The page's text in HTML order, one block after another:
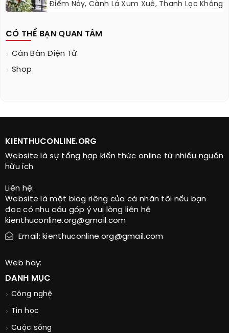
Điểm Này, Cành Lá Xum Xuê, Thanh Lọc Không
CÓ THỂ BẠN QUAN TÂM
Cân Bàn Điện Tử
Shop
KIENTHUCONLINE.ORG
Website là sự tổng hợp kiến thức online từ nhiều nguồn
hữu ích
Liên hệ:
Website là một blog riêng của cá nhân tôi nếu bạn
đọc có nhu cầu góp ý vui lòng liên hệ
kienthuconline.org@gmail.com
Email: kienthuconline.org@gmail.com
Web hay:
DANH MỤC
Công nghệ
Tin học
Cuộc sống